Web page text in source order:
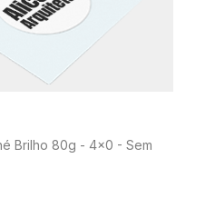
Brilho 80g - 4x0 - Sem